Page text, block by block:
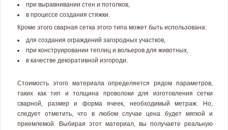
при выравнивании стен и потолков,
в процессе создания стяжки.
Кроме этого сварная сетка этого типа может быть использована:
для создания ограждений загородных участков,
при конструировании теплиц и вольеров для животных,
в качестве декоративной изгороди.
Стоимость этого материала определяется рядом параметров,
таких как тип и толщина проволоки для изготовления сетки
сварной, размер и форма ячеек, необходимый метраж. Но,
следует отметить, что в любом случае цена будет мягкой и
приемлемой. Выбирая этот материал, вы получаете реальную